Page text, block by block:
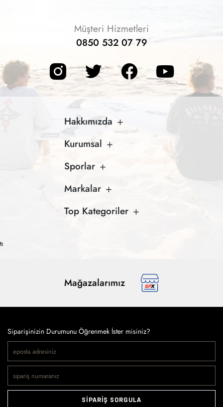
Müşteri Hizmetleri
0850 532 07 79
Hakkımızda
Kurumsal
Sporlar
Markalar
Top Kategoriler
Mağazalarımız
Siparişinizin Durumunu Öğrenmek İster misiniz?
SİPARİŞ SORGULA